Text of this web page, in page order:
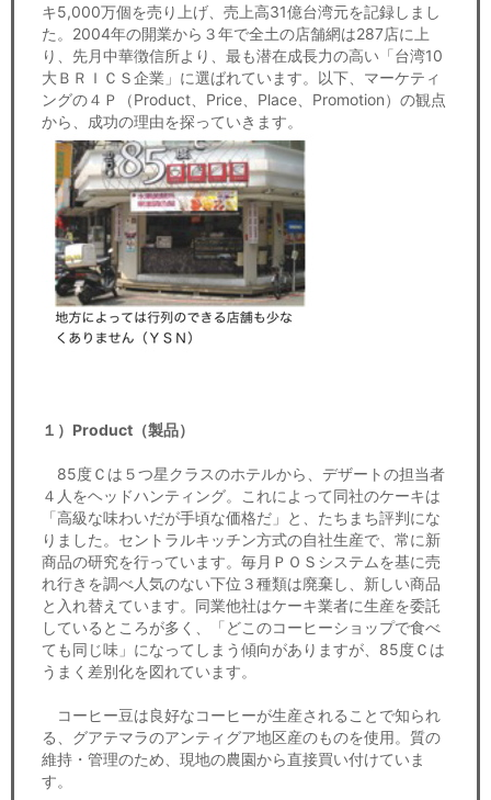
ＩＴ
飲食店情報
キ5,000万個を売り上げ、売上高31億台湾元を記録しまし
た。2004年の開業から３年で全土の店舗網は287店に上
り、先月中華徴信所より、最も潜在成長力の高い「台湾10
大ＢＲＩＣＳ企業」に選ばれています。以下、マーケティ
ングの４Ｐ（Product、Price、Place、Promotion）の観点
から、成功の理由を探っていきます。
１）Product（製品）
85度Ｃは５つ星クラスのホテルから、デザートの担当者
４人をヘッドハンティング。これによって同社のケーキは
「高級な味わいだが手頃な価格だ」と、たちまち評判にな
りました。セントラルキッチン方式の自社生産で、常に新
商品の研究を行っています。毎月ＰＯＳシステムを基に売
れ行きを調べ人気のない下位３種類は廃棄し、新しい商品
と入れ替えています。同業他社はケーキ業者に生産を委託
しているところが多く、「どこのコーヒーショップで食べ
ても同じ味」になってしまう傾向がありますが、85度Ｃは
うまく差別化を図れています。
コーヒー豆は良好なコーヒーが生産されることで知られ
る、グアテマラのアンティグア地区産のものを使用。質の
維持・管理のため、現地の農園から直接買い付けていま
す。